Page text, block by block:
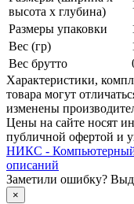
высота х глубина)
Размеры упаковки
Вес (гр)
Вес брутто
Xарактеристики,
товара могут
изменены
Цены на сайте носят
публичной офертой и
НИКС - Компьютерный
описаний
Заметили ошибку?
×